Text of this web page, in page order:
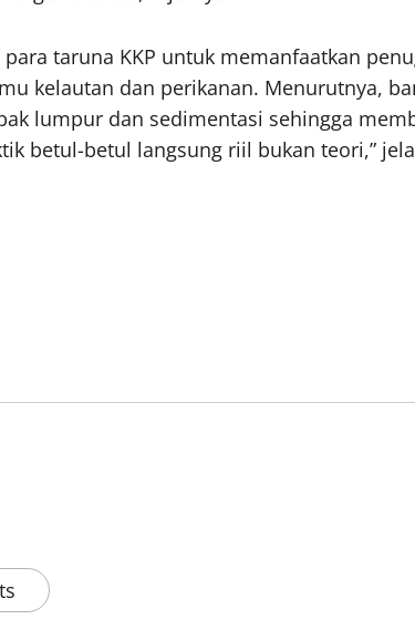
taruna KKP untuk memanfaatkan
kelautan dan perikanan. Menurutnya,
lumpur dan sedimentasi sehingga
betul-betul langsung riil bukan teori,”